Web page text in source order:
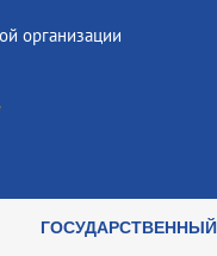
организации